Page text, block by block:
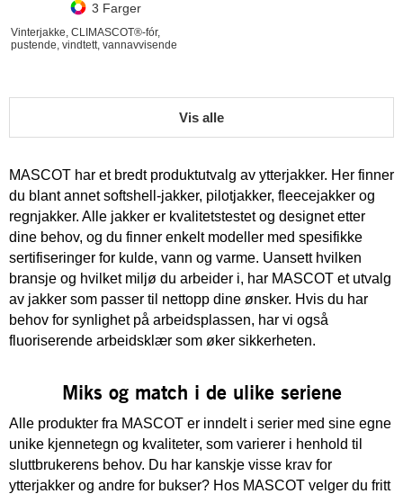
3 Farger
Vinterjakke, CLIMASCOT®-fór,
pustende, vindtett, vannavvisende
Vis alle
MASCOT har et bredt produktutvalg av ytterjakker. Her finner
du blant annet softshell-jakker, pilotjakker, fleecejakker og
regnjakker. Alle jakker er kvalitetstestet og designet etter
dine behov, og du finner enkelt modeller med spesifikke
sertifiseringer for kulde, vann og varme. Uansett hvilken
bransje og hvilket miljø du arbeider i, har MASCOT et utvalg
av jakker som passer til nettopp dine ønsker. Hvis du har
behov for synlighet på arbeidsplassen, har vi også
fluoriserende arbeidsklær som øker sikkerheten.
Miks og match i de ulike seriene
Alle produkter fra MASCOT er inndelt i serier med sine egne
unike kjennetegn og kvaliteter, som varierer i henhold til
sluttbrukerens behov. Du har kanskje visse krav for
ytterjakker og andre for bukser? Hos MASCOT velger du fritt